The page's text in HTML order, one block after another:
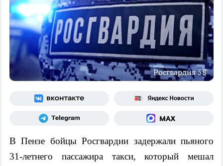
Росгвардия 58
В Пензе бойцы Росгвардии задержали пьяного
31-летнего пассажира такси, который мешал